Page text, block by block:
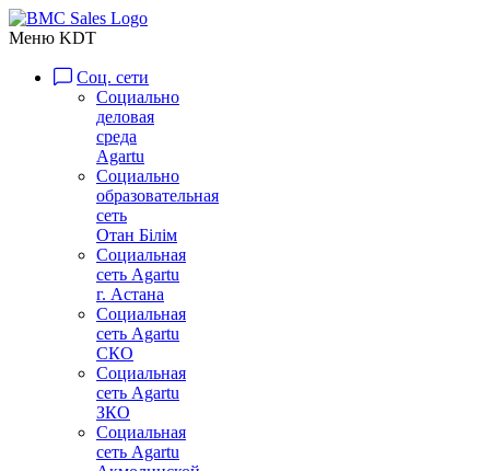
Меню KDT
Соц. сети
Социально
деловая
среда
Agartu
Социально
образовательная
сеть
Отан Бiлiм
Социальная
сеть Agartu
г. Астана
Социальная
сеть Agartu
СКО
Социальная
сеть Agartu
ЗКО
Социальная
сеть Agartu